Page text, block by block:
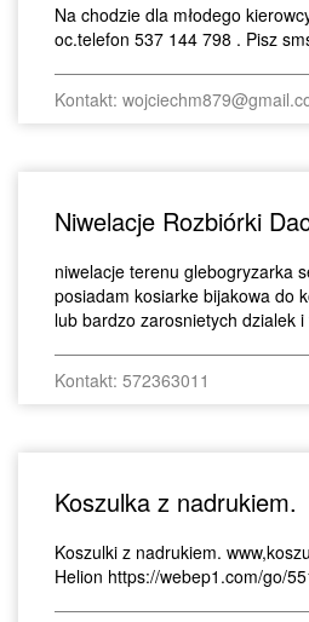
Na chodzie dla młodego
oc.telefon 537 144 798 . Pisz
Kontakt:
Niwelacje Rozbiórki
niwelacje terenu glebogryzarka
posiadam kosiarke bijakowa do
lub bardzo zarosnietych dzialek
Kontakt: 572363011
Koszulka z nadrukiem.
Koszulki z nadrukiem.
Helion https://webep1.com/go/